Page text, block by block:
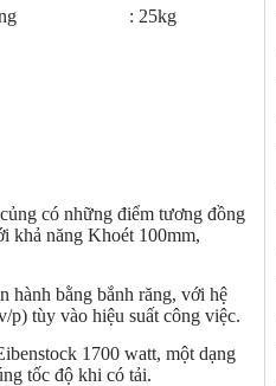
: 25kg
có những điểm tương đồng
khả năng Khoét 100mm,
hành bằng bắnh răng, với hệ
p) tùy vào hiệu suất công việc.
1700 watt, một dạng
tốc độ khi có tải.